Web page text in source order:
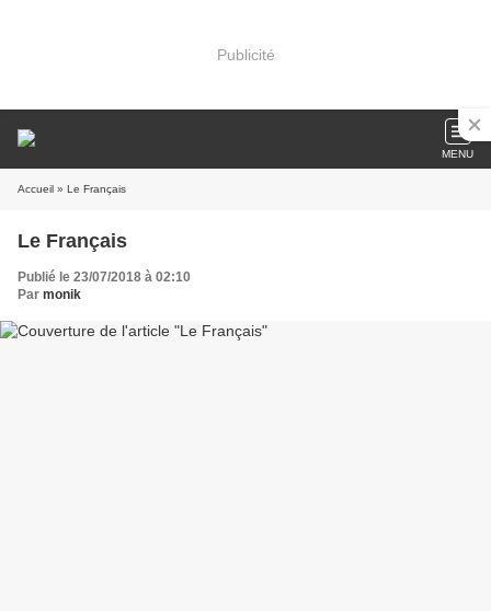
Publicité
MENU
Accueil » Le Français
Le Français
Publié le 23/07/2018 à 02:10
Par monik